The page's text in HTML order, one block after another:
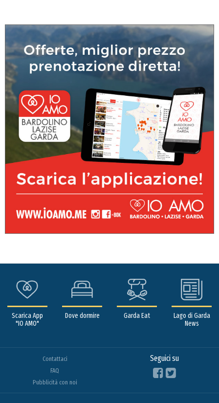
Scarica App
"IO AMO"
Dove dormire Garda Eat
Lago di Garda
News
Contattaci
FAQ
Pubblicità con noi
Seguici su